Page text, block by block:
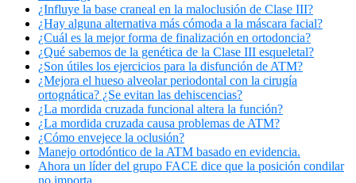
¿Influye la base craneal en la maloclusión de Clase III?
¿Hay alguna alternativa más cómoda a la máscara facial?
¿Cuál es la mejor forma de finalización en ortodoncia?
¿Qué sabemos de la genética de la Clase III esqueletal?
¿Son útiles los ejercicios para la disfunción de ATM?
¿Mejora el hueso alveolar periodontal con la cirugía
ortognática? ¿Se evitan las dehiscencias?
¿La mordida cruzada funcional altera la función?
¿La mordida cruzada causa problemas de ATM?
¿Cómo envejece la oclusión?
Manejo ortodóntico de la ATM basado en evidencia.
Ahora un líder del grupo FACE dice que la posición condilar
no importa.